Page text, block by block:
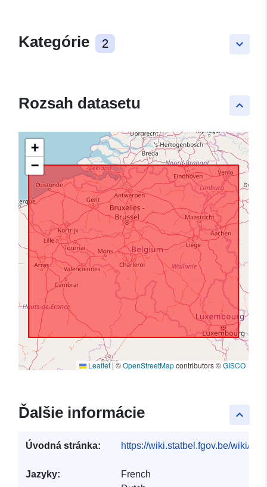
keyboard_arrow_down
Kategórie 2
keyboard_arrow_up
Rozsah datasetu
+
−
Leaflet|©OpenStreetMapcontributors ©GISCO
keyboard_arrow_up
Ďalšie informácie
Úvodná stránka: https://wiki.statbel.fgov.be/wiki/
Jazyky:
French